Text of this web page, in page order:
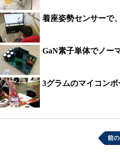
着座姿勢センサーで
GaN素子単体でノー
3グラムのマイコンボ
前